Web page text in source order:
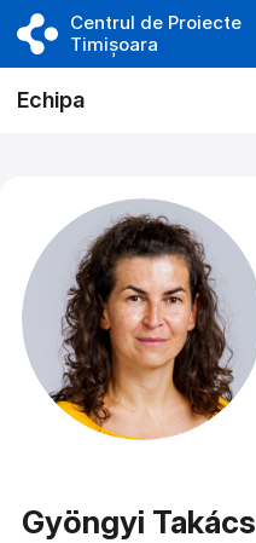
Centrul de Proiecte
Timișoara
Echipa
Gyöngyi Takács